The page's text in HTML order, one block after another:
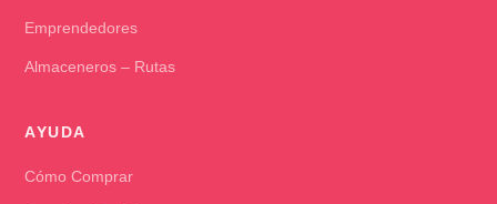
Emprendedores
Almaceneros – Rutas
AYUDA
Cómo Comprar